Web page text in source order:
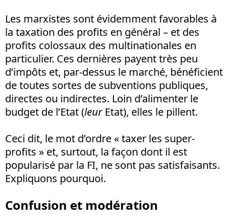
Les marxistes sont évidemment favorables à
la taxation des profits en général – et des
profits colossaux des multinationales en
particulier. Ces dernières payent très peu
d’impôts et, par-dessus le marché, bénéficient
de toutes sortes de subventions publiques,
directes ou indirectes. Loin d’alimenter le
budget de l’Etat (leurEtat), elles le pillent.
Ceci dit, le mot d’ordre « taxer les super-
profits » et, surtout, la façon dont il est
popularisé par la FI, ne sont pas satisfaisants.
Expliquons pourquoi.
Confusion et modération